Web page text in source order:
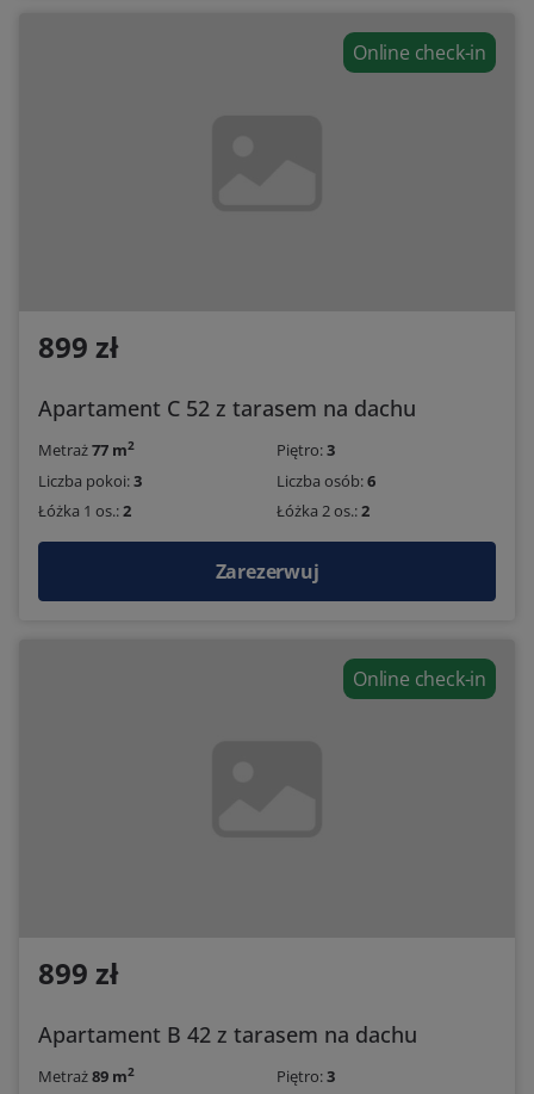
Online check-in
899 zł
Apartament C 52 z tarasem na dachu
Metraż77 m2 Piętro:3
Liczba pokoi:3 Liczba osób:6
Łóżka 1 os.:2 Łóżka 2 os.:2
Zarezerwuj
Online check-in
899 zł
Apartament B 42 z tarasem na dachu
Metraż89 m2 Piętro:3